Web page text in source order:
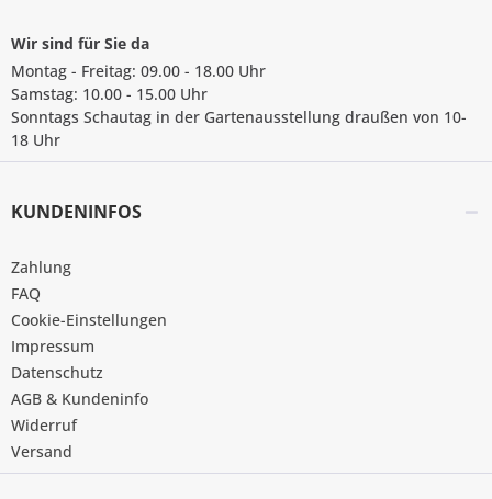
Wir sind für Sie da
Montag - Freitag: 09.00 - 18.00 Uhr
Samstag: 10.00 - 15.00 Uhr
Sonntags Schautag in der Gartenausstellung draußen von 10-
18 Uhr
KUNDENINFOS
Zahlung
FAQ
Cookie-Einstellungen
Impressum
Datenschutz
AGB & Kundeninfo
Widerruf
Versand